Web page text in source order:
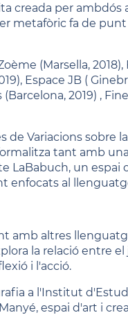
creada per ambdós
metafòric fa de
(Marsella,
Espace JB (
2019) ,
de Variacions sobre
tant amb
LaBabuch, un espai
enfocats al
amb altres
la relació entre el
i l'acció.
a l'Institut
espai d'art i